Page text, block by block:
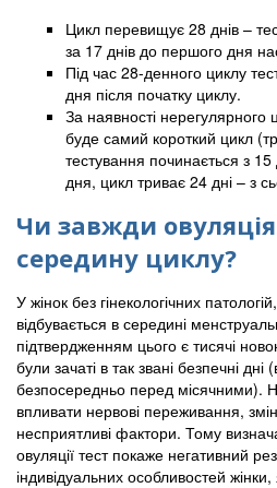
Цикл перевищує 28 днів –
за 17 днів до першого дня
Під час 28-денного циклу
дня після початку циклу.
За наявності нерегулярного
буде самий короткий цикл
тестування починається з
дня, цикл триває 24 дні – з
Чи завжди
середину циклу?
У жінок без гінекологічних
відбувається в середині
підтвердженням цього є тисячі
були зачаті в так звані безпечні дні
безпосередньо перед місячними).
впливати нервові переживання,
несприятливі фактори. Тому
овуляції тест покаже негативний
індивідуальних особливостей